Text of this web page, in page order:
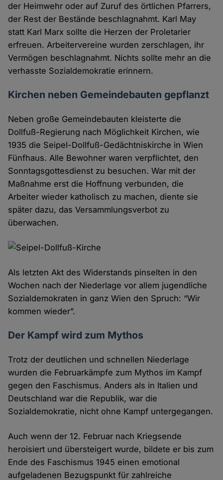
der Heimwehr oder auf Zuruf des örtlichen Pfarrers,
der Rest der Bestände beschlagnahmt. Karl May
statt Karl Marx sollte die Herzen der Proletarier
erfreuen. Arbeitervereine wurden zerschlagen, ihr
Vermögen beschlagnahmt. Nichts sollte mehr an die
verhasste Sozialdemokratie erinnern.
Kirchen neben Gemeindebauten gepflanzt
Neben große Gemeindebauten kleisterte die
Dollfuß-Regierung nach Möglichkeit Kirchen, wie
1935 die Seipel-Dollfuß-Gedächtniskirche in Wien
Fünfhaus. Alle Bewohner waren verpflichtet, den
Sonntagsgottesdienst zu besuchen. War mit der
Maßnahme erst die Hoffnung verbunden, die
Arbeiter wieder katholisch zu machen, diente sie
später dazu, das Versammlungsverbot zu
überwachen.
Als letzten Akt des Widerstands pinselten in den
Wochen nach der Niederlage vor allem jugendliche
Sozialdemokraten in ganz Wien den Spruch: “Wir
kommen wieder”.
Der Kampf wird zum Mythos
Trotz der deutlichen und schnellen Niederlage
wurden die Februarkämpfe zum Mythos im Kampf
gegen den Faschismus. Anders als in Italien und
Deutschland war die Republik, war die
Sozialdemokratie, nicht ohne Kampf untergegangen.
Auch wenn der 12. Februar nach Kriegsende
heroisiert und übersteigert wurde, bildete er bis zum
Ende des Faschismus 1945 einen emotional
aufgeladenen Bezugspunkt für zahlreiche